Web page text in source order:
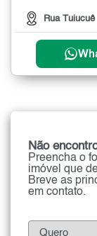
Rua Tuiucuê
Não
Preencha o
imóvel que
Breve as
em contato.